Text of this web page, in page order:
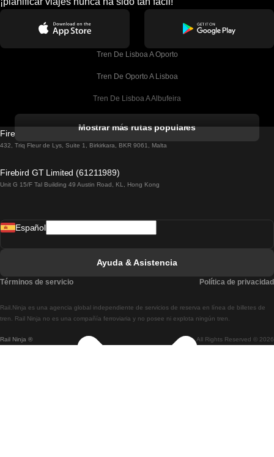
Tren De Lisboa A Oporto
Tren De Oporto A Lisboa
Tren De Lisboa A Albufeira
Tren De Lisboa A Lagos
Tren De Lisboa A Madrid
Tren De Lisboa A Braga
Tren De Braga A Lisboa
Mostrar más rutas populares
Firebird GT Limited (OC 1451)
432, Triq Fleur de Lys, Suite 1, Birkirkara, BKR 9061, Malta
Firebird GT Limited (61211989)
Unit G 15/F Tal Building 49 Austin Road, KL, Hong Kong
Rail Ninja ® All Rights Reserved © 2026
Rail.Ninja es una agencia global independiente de servicios de reserva en línea de billetes de
tren. Rail Ninja no es una compañía ferroviaria y no posee ni explota ningún tren.
Español
Ayuda & Asistencia
Términos de servicio Política de privacidad